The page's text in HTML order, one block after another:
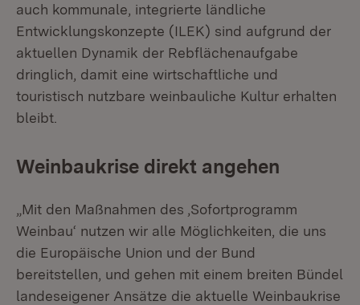
auch kommunale, integrierte ländliche
Entwicklungskonzepte (ILEK) sind aufgrund der
aktuellen Dynamik der Rebflächenaufgabe
dringlich, damit eine wirtschaftliche und
touristisch nutzbare weinbauliche Kultur erhalten
bleibt.
Weinbaukrise direkt angehen
„Mit den Maßnahmen des ‚Sofortprogramm
Weinbau‘ nutzen wir alle Möglichkeiten, die uns
die Europäische Union und der Bund
bereitstellen, und gehen mit einem breiten Bündel
landeseigener Ansätze die aktuelle Weinbaukrise